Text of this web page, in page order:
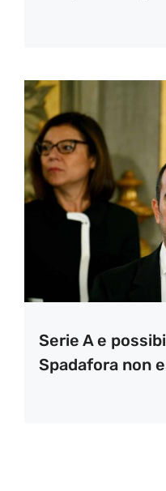
Serie A e
Spadafora non